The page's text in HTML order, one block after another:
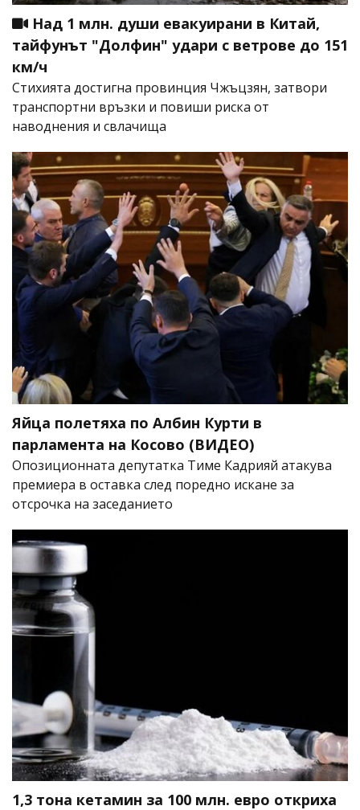
Над 1 млн. души евакуирани в Китай,
тайфунът "Долфин" удари с ветрове до 151
км/ч
Стихията достигна провинция Чжъцзян, затвори
транспортни връзки и повиши риска от
наводнения и свлачища
Яйца полетяха по Албин Курти в
парламента на Косово (ВИДЕО)
Опозиционната депутатка Тиме Кадрияй атакува
премиера в оставка след поредно искане за
отсрочка на заседанието
1,3 тона кетамин за 100 млн. евро откриха